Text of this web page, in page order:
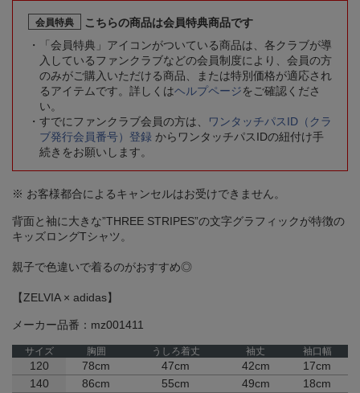
会員特典
こちらの商品は会員特典商品です
「会員特典」アイコンがついている商品は、各クラブが導
入しているファンクラブなどの会員制度により、会員の方
のみがご購入いただける商品、または特別価格が適応され
るアイテムです。詳しくはヘルプページをご確認くださ
い。
すでにファンクラブ会員の方は、
ワンタッチパスID（クラ
ブ発行会員番号）登録 からワンタッチパスIDの紐付け手
続きをお願いします。
※ お客様都合によるキャンセルはお受けできません。
背面と袖に大きな”THREE STRIPES”の文字グラフィックが特徴の
キッズロングTシャツ。
親子で色違いで着るのがおすすめ◎
【ZELVIA × adidas】
メーカー品番：mz001411
サイズ 胸囲 うしろ着丈 袖丈 袖口幅
120 78cm 47cm 42cm
17cm
140
86cm 55cm 49cm
18cm